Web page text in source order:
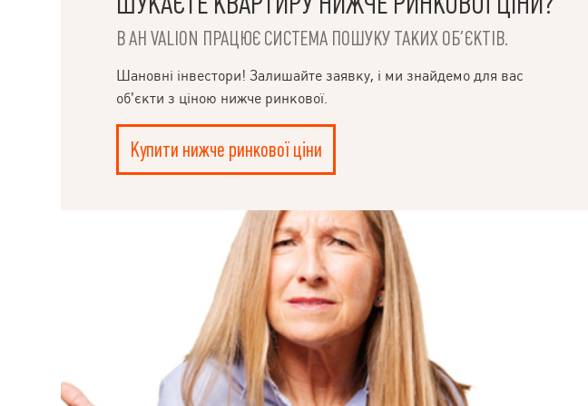
кінотеатр, кафе та ринок Казка. Забудовником
передбачено благоустрій території, дитячі
майданчики та багаторівневий паркінг.
комерційного використання центр комплексу.
Покази за домовленістю. Повний супровід
угоди. Бажаєте купити квартиру в новобудові?
сервісу Valion для покупців, Ви зробите вибір за
7 днів! Переуступка
В АН VALION ПРАЦЮЄ СИСТЕМА ПОШУКУ ТАКИХ ОБ’ЄКТІВ.
Шановні інвестори! Залишайте заявку, і ми знайдемо для вас
об’єкти з ціною нижче ринкової.
Купити нижче ринкової ціни